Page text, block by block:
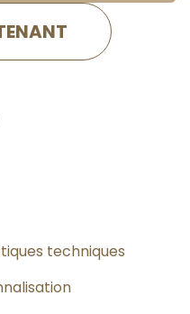
techniques